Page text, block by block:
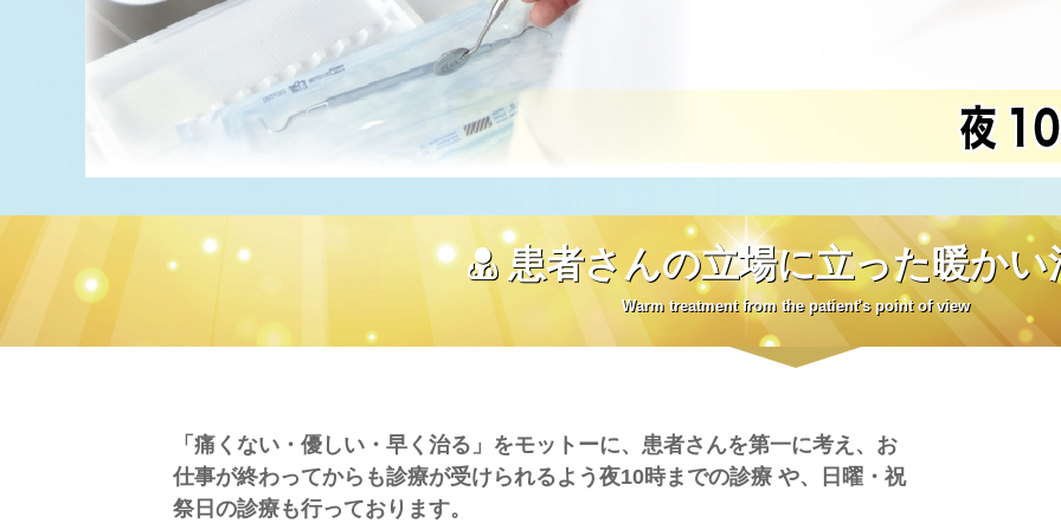
患者さんの立場に立った暖かい
Warm treatment from the patient's point of view
「痛くない・優しい・早く治る」をモットーに、患者さんを第一に考え、お
仕事が終わってからも診療が受けられるよう夜10時までの診療 や、日曜・祝
祭日の診療も行っております。